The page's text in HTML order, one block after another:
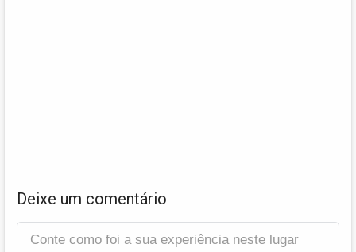
Deixe um comentário